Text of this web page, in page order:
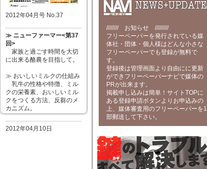
2012年04月号 No.37
≫ ニューファーマー<第37
回>
家族と過ごす時間を大切
に出来る酪農を目指して。
≫ おいしいミルクの仕組み
乳牛の性格や特徴、ミル
クの栄養素、おいしいミル
クをつくる方法、反芻のメ
カニズム。
2012年04月10日
//////// お知らせ /////////
フリーペーパーを発行されている媒
体社・団体・個人様はどんな小さな
フリーペーパーでも登録が無料で
す。
登録後は管理画面より自由にに更新
ができフリーペーパーナビで媒体の
PRが出来ます。
掲載申し込みは簡単！サイトTOPに
ある登録申請ボタンよりお申込みの
上、媒体審査用のフリーペーパーを1
部郵送して下さい。